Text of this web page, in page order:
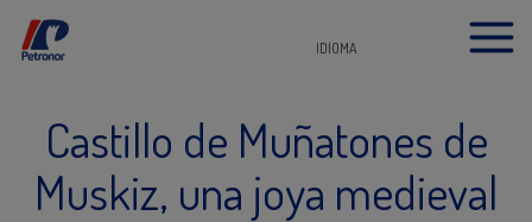
IDIOMA
Castillo de Muñatones de
Muskiz, una joya medieval